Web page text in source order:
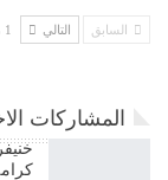
السابق التالي 1 من 21
المشاركات